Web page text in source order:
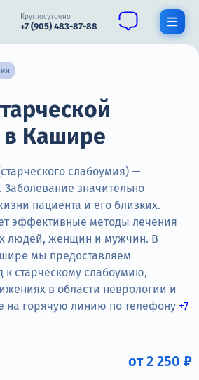
Круглосуточно
+7 (905) 483-87-88
Кашире
слабоумия) —
Заболевание значительно
пациента и его близких.
эффективные методы лечения
людей, женщин и мужчин. В
мы предоставляем
к старческому слабоумию,
в области неврологии и
на горячую линию по телефону +7
от 2 250 ₽